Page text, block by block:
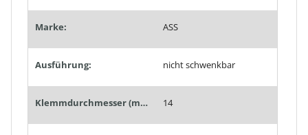
Marke: ASS
Ausführung: nicht schwenkbar
Klemmdurchmesser (mm): 14